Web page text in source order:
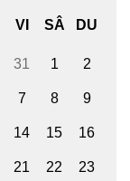
VI SÂ DU
31 1 2
7 8 9
14 15 16
21 22 23